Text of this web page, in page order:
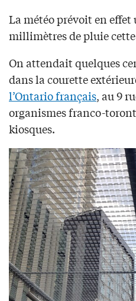
La météo prévoit en
millimètres de pluie
On attendait quelques
dans la courette
l’Ontario français, au 9
organismes franco-
kiosques.